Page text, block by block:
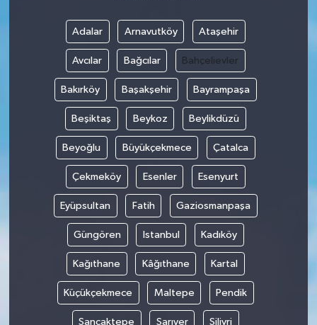
Adalar Arnavutköy Ataşehir
Avcılar Bağcılar Bahçelievler
Bakırköy Başakşehir Bayrampaşa
Beşiktaş Beykoz Beylikdüzü
Beyoğlu Büyükçekmece Çatalca
Çekmeköy Esenler Esenyurt
Eyüpsultan Fatih Gaziosmanpaşa
Güngören Istanbul Kadıköy
Kağıthane Kâğıthane Kartal
Küçükçekmece Maltepe Pendik
Sancaktepe Sarıyer Silivri